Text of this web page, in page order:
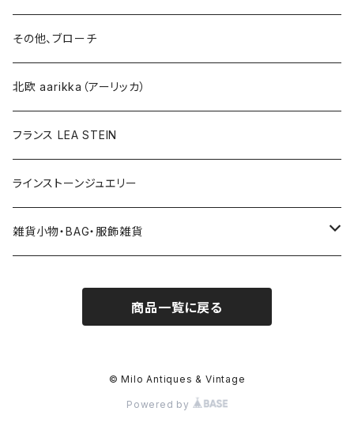
ブローチ
その他
ネックレス
その他、ブローチ
北欧 aarikka（アーリッカ）
フランス LEA STEIN
ラインストーンジュエリー
雑貨小物・BAG・服飾雑貨
ハンドバッグ etc. 服飾雑貨
雑貨（置き物、食器 etc.）
商品一覧に戻る
© Milo Antiques & Vintage
Powered by